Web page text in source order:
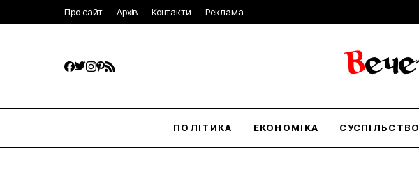
Про сайт Архів Контакти Реклама
ПОЛІТИКА ЕКОНОМІКА СУСПІЛЬСТВО